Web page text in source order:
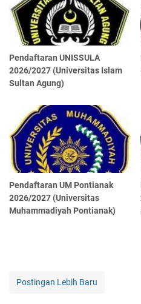
Pendaftaran UNISSULA
2026/2027 (Universitas Islam
Sultan Agung)
Pendaftaran UM Pontianak
2026/2027 (Universitas
Muhammadiyah Pontianak)
Postingan Lebih Baru